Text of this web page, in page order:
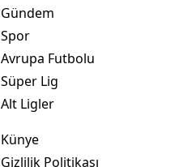
Gündem
Spor
Avrupa Futbolu
Süper Lig
Alt Ligler
Künye
Gizlilik Politikası